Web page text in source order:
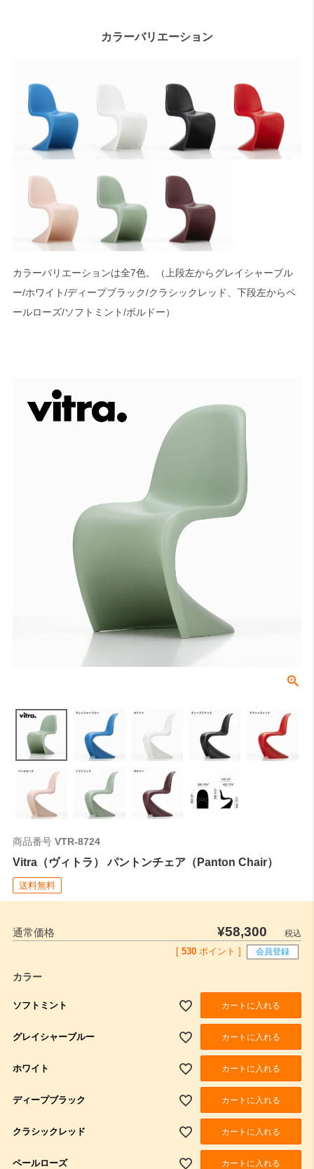
カラーバリエーション
カラーバリエーションは全7色。（上段左からグレイシャーブル
ー/ホワイト/ディープブラック/クラシックレッド、下段左からペ
ールローズ/ソフトミント/ボルドー）
商品番号 VTR-8724
Vitra（ヴィトラ） パントンチェア（Panton Chair）
送料無料
通常価格 ¥58,300
税込
[ 530 ポイント ] 会員登録
カラー
ソフトミント カートに入れる
グレイシャーブルー カートに入れる
ホワイト カートに入れる
ディープブラック カートに入れる
クラシックレッド カートに入れる
ペールローズ カートに入れる